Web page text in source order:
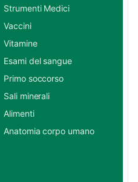
Strumenti Medici
Vaccini
Vitamine
Esami del sangue
Primo soccorso
Sali minerali
Alimenti
Anatomia corpo umano